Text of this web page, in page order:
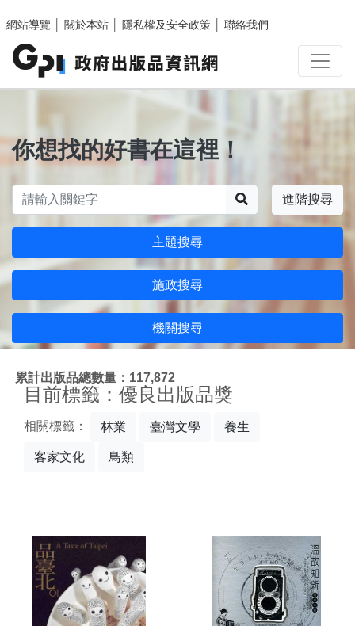
網站導覽
關於本站 隱私權及安全政策 聯絡我們
你想找的好書在這裡！
進階搜尋
主題搜尋
施政搜尋
機關搜尋
累計出版品總數量：117,872
目前標籤：優良出版品獎
相關標籤： 林業 臺灣文學 養生
客家文化 鳥類